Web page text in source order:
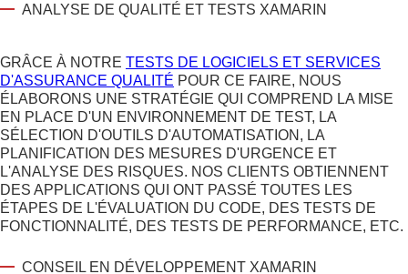
ANALYSE DE QUALITÉ ET TESTS XAMARIN
GRÂCE À NOTRE TESTS DE LOGICIELS ET SERVICES
D'ASSURANCE QUALITÉ POUR CE FAIRE, NOUS
ÉLABORONS UNE STRATÉGIE QUI COMPREND LA MISE
EN PLACE D'UN ENVIRONNEMENT DE TEST, LA
SÉLECTION D'OUTILS D'AUTOMATISATION, LA
PLANIFICATION DES MESURES D'URGENCE ET
L'ANALYSE DES RISQUES. NOS CLIENTS OBTIENNENT
DES APPLICATIONS QUI ONT PASSÉ TOUTES LES
ÉTAPES DE L'ÉVALUATION DU CODE, DES TESTS DE
FONCTIONNALITÉ, DES TESTS DE PERFORMANCE, ETC.
CONSEIL EN DÉVELOPPEMENT XAMARIN